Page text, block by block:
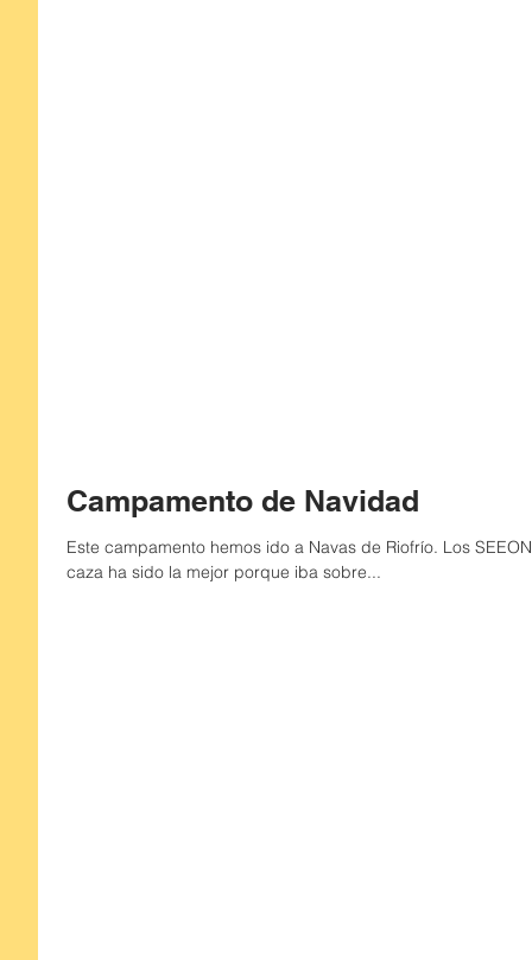
Campamento de Navidad
Este campamento hemos ido a Navas de Riofrío. Los SEEONEE que son los mejores, como no,
caza ha sido la mejor porque iba sobre...